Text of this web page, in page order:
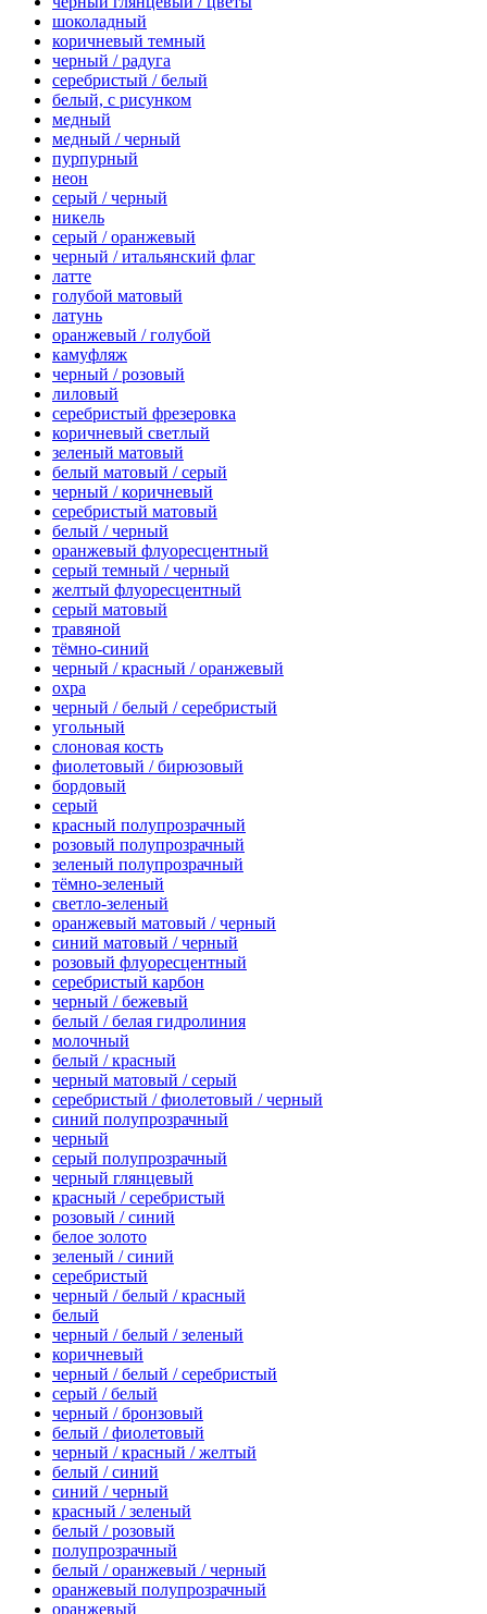
шоколадный
коричневый темный
черный / радуга
серебристый / белый
белый, с рисунком
медный
медный / черный
пурпурный
неон
серый / черный
никель
серый / оранжевый
черный / итальянский флаг
латте
голубой матовый
латунь
оранжевый / голубой
камуфляж
черный / розовый
лиловый
серебристый фрезеровка
коричневый светлый
зеленый матовый
белый матовый / серый
черный / коричневый
серебристый матовый
белый / черный
оранжевый флуоресцентный
серый темный / черный
желтый флуоресцентный
серый матовый
травяной
тёмно-синий
черный / красный / оранжевый
охра
черный / белый / серебристый
угольный
слоновая кость
фиолетовый / бирюзовый
бордовый
серый
красный полупрозрачный
розовый полупрозрачный
зеленый полупрозрачный
тёмно-зеленый
светло-зеленый
оранжевый матовый / черный
синий матовый / черный
розовый флуоресцентный
серебристый карбон
черный / бежевый
белый / белая гидролиния
молочный
белый / красный
черный матовый / серый
серебристый / фиолетовый / черный
синий полупрозрачный
черный
серый полупрозрачный
черный глянцевый
красный / серебристый
розовый / синий
белое золото
зеленый / синий
серебристый
черный / белый / красный
белый
черный / белый / зеленый
коричневый
черный / белый / серебристый
серый / белый
черный / бронзовый
белый / фиолетовый
черный / красный / желтый
белый / синий
синий / черный
красный / зеленый
белый / розовый
полупрозрачный
белый / оранжевый / черный
оранжевый полупрозрачный
оранжевый